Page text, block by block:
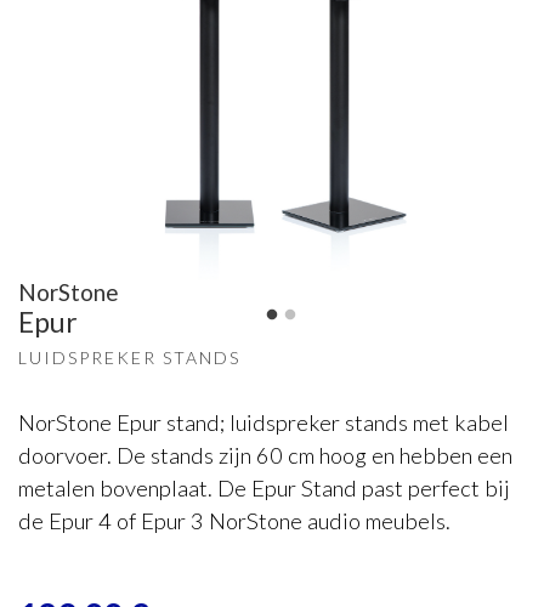
NorStone
Epur
LUIDSPREKER STANDS
NorStone Epur stand; luidspreker stands met kabel
doorvoer. De stands zijn 60 cm hoog en hebben een
metalen bovenplaat. De Epur Stand past perfect bij
de Epur 4 of Epur 3 NorStone audio meubels.